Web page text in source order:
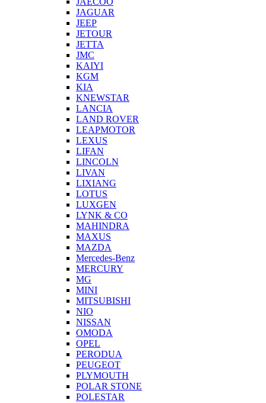
JAGUAR
JEEP
JETOUR
JETTA
JMC
KAIYI
KGM
KIA
KNEWSTAR
LANCIA
LAND ROVER
LEAPMOTOR
LEXUS
LIFAN
LINCOLN
LIVAN
LIXIANG
LOTUS
LUXGEN
LYNK & CO
MAHINDRA
MAXUS
MAZDA
Mercedes-Benz
MERCURY
MG
MINI
MITSUBISHI
NIO
NISSAN
OMODA
OPEL
PERODUA
PEUGEOT
PLYMOUTH
POLAR STONE
POLESTAR